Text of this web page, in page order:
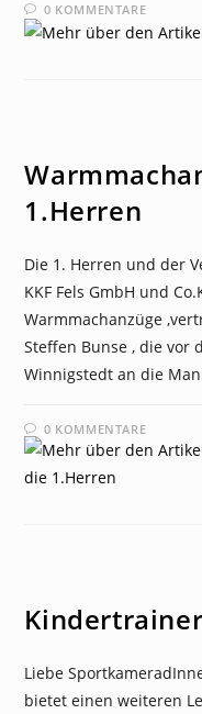
0 KOMMENTARE
1.Herren
Die 1. Herren und der
KKF Fels GmbH und
Warmmachanzüge
Steffen Bunse , die vor
Winnigstedt an die
0 KOMMENTARE
Liebe
bietet einen weiteren